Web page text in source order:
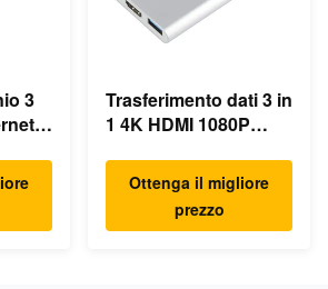
3
Trasferimento dati 3 in
1 4K HDMI 1080P
Ottenga il migliore
prezzo